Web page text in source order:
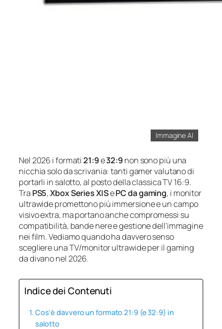
Immagine AI
Nel 2026 i formati21:9e32:9 non sono più una
nicchia solo da scrivania: tanti gamer valutano di
portarli in salotto, al posto della classica TV 16:9.
Tra PS5,Xbox Series X|SePC da gaming, i monitor
ultrawide promettono più immersione e un campo
visivo extra, ma portano anche compromessi su
compatibilità, bande nere e gestione dell’immagine
nei film. Vediamo quando ha davvero senso
scegliere una TV/monitor ultrawide per il gaming
da divano nel 2026.
Indice dei Contenuti
Cos’è davvero un formato 21:9 (e 32:9) in
salotto